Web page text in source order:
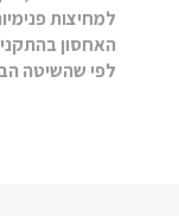
למחיצות
האחסון
לפי שהשיטה